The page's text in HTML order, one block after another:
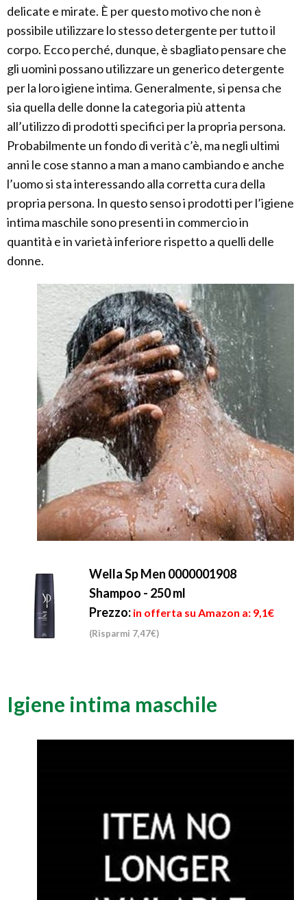
delicate e mirate. È per questo motivo che non è
possibile utilizzare lo stesso detergente per tutto il
corpo. Ecco perché, dunque, è sbagliato pensare che
gli uomini possano utilizzare un generico detergente
per la loro igiene intima. Generalmente, si pensa che
sia quella delle donne la categoria più attenta
all’utilizzo di prodotti specifici per la propria persona.
Probabilmente un fondo di verità c’è, ma negli ultimi
anni le cose stanno a man a mano cambiando e anche
l’uomo si sta interessando alla corretta cura della
propria persona. In questo senso i prodotti per l’igiene
intima maschile sono presenti in commercio in
quantità e in varietà inferiore rispetto a quelli delle
donne.
Wella Sp Men 0000001908
Shampoo - 250 ml
Prezzo: in offerta su Amazon a: 9,1€
(Risparmi 7,47€)
Igiene intima maschile